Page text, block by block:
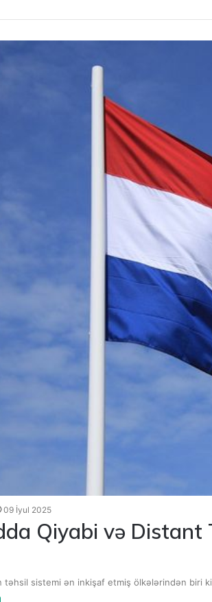
09 İyul 2025
Qiyabi və Distant
təhsil sistemi ən inkişaf etmiş ölkələrindən biri